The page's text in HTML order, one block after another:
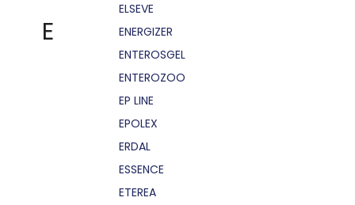
E
ELSEVE
ENERGIZER
ENTEROSGEL
ENTEROZOO
EP LINE
EPOLEX
ERDAL
ESSENCE
ETEREA